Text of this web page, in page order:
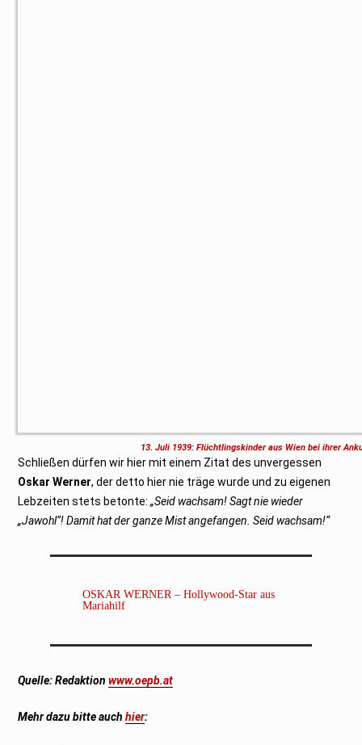
13. Juli 1939: Flüchtlingskinder aus Wien bei ihrer
Schließen dürfen wir hier mit einem Zitat des unvergessen
Oskar Werner, der detto hier nie träge wurde und zu eigenen
Lebzeiten stets betonte:„Seid wachsam! Sagt nie wieder
„Jawohl“! Damit hat der ganze Mist angefangen. Seid wachsam!“
OSKAR WERNER – Hollywood-Star aus
Mariahilf
Quelle:Redaktionwww.oepb.at
Mehr dazu bitte auchhier: